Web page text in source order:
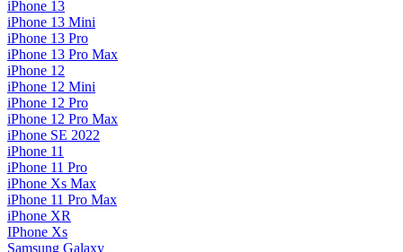
iPhone 13
iPhone 13 Mini
iPhone 13 Pro
iPhone 13 Pro Max
iPhone 12
iPhone 12 Mini
iPhone 12 Pro
iPhone 12 Pro Max
iPhone SE 2022
iPhone 11
iPhone 11 Pro
iPhone Xs Max
iPhone 11 Pro Max
iPhone XR
IPhone Xs
Samsung Galaxy